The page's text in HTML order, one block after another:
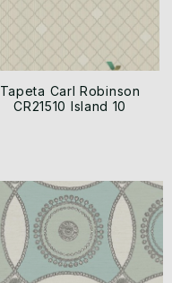
Tapeta Carl Robinson
CR21510 Island 10